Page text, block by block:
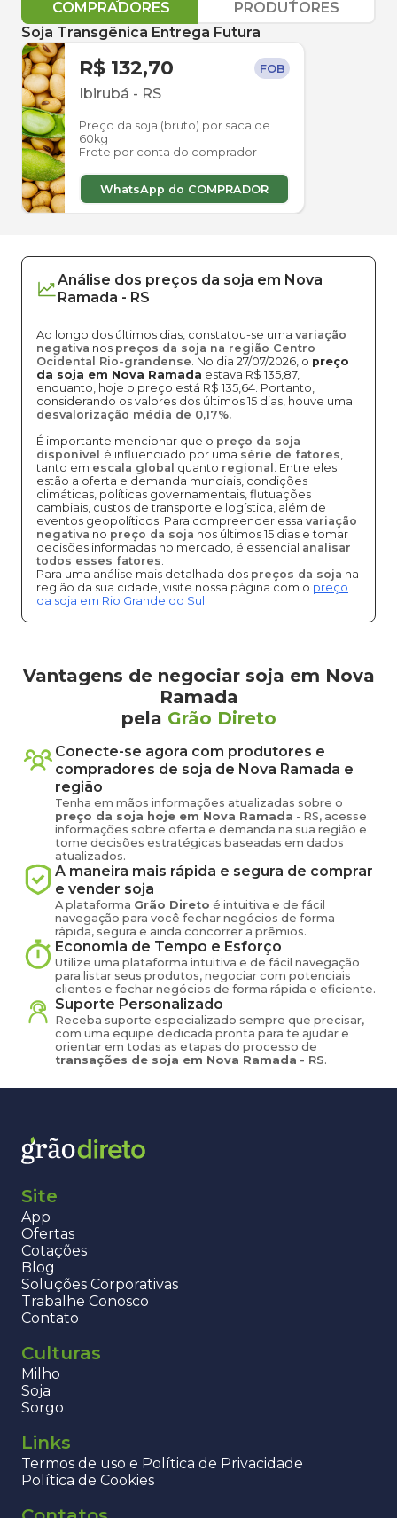
COMPRADORES
PRODUTORES
Soja Transgênica Entrega Futura
R$ 132,70 FOB
Ibirubá - RS
Preço da soja (bruto) por saca de
60kg
Frete por conta do comprador
WhatsApp do COMPRADOR
Análise dos preços da soja em Nova
Ramada - RS
Ao longo dos últimos dias, constatou-se uma variação
negativa nos preços da soja na região Centro
Ocidental Rio-grandense. No dia 27/07/2026, o preço
da soja em Nova Ramada estava R$ 135,87,
enquanto, hoje o preço está R$ 135,64. Portanto,
considerando os valores dos últimos 15 dias, houve uma
desvalorização média de 0,17%.
É importante mencionar que o preço da soja
disponível é influenciado por uma série de fatores,
tanto em escala global quanto regional . Entre eles
estão a oferta e demanda mundiais, condições
climáticas, políticas governamentais, flutuações
cambiais, custos de transporte e logística, além de
eventos geopolíticos. Para compreender essa variação
negativa no preço da soja nos últimos 15 dias e tomar
decisões informadas no mercado, é essencial analisar
todos esses fatores.
Para uma análise mais detalhada dos preços da soja na
região da sua cidade, visite nossa página com o preço
da soja em Rio Grande do Sul .
Vantagens de negociar soja em Nova
Ramada
pela Grão Direto
Conecte-se agora com produtores e
compradores de soja de Nova Ramada e
região
Tenha em mãos informações atualizadas sobre o
preço da soja hoje em Nova Ramada - RS, acesse
informações sobre oferta e demanda na sua região e
tome decisões estratégicas baseadas em dados
atualizados.
A maneira mais rápida e segura de comprar
e vender soja
A plataforma Grão Direto é intuitiva e de fácil
navegação para você fechar negócios de forma
rápida, segura e ainda concorrer a prêmios.
Economia de Tempo e Esforço
Utilize uma plataforma intuitiva e de fácil navegação
para listar seus produtos, negociar com potenciais
clientes e fechar negócios de forma rápida e eficiente.
Suporte Personalizado
Receba suporte especializado sempre que precisar,
com uma equipe dedicada pronta para te ajudar e
orientar em todas as etapas do processo de
transações de soja em Nova Ramada - RS.
Site
App
Ofertas
Cotações
Blog
Soluções Corporativas
Trabalhe Conosco
Contato
Culturas
Milho
Soja
Sorgo
Links
Termos de uso e Política de Privacidade
Política de Cookies